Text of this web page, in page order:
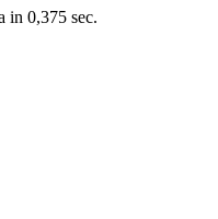
in 0,375 sec.